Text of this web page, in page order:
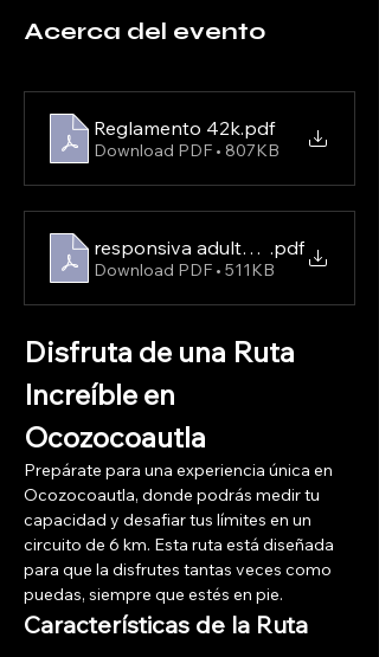
Acerca del evento
Reglamento 42k.pdf
Download PDF • 807KB
responsiva adultos 42k
.pdf
Download PDF • 511KB
Disfruta de una Ruta
Increíble en
Ocozocoautla
Prepárate para una experiencia única en
Ocozocoautla, donde podrás medir tu
capacidad y desafiar tus límites en un
circuito de 6 km. Esta ruta está diseñada
para que la disfrutes tantas veces como
puedas, siempre que estés en pie.
Características de la Ruta